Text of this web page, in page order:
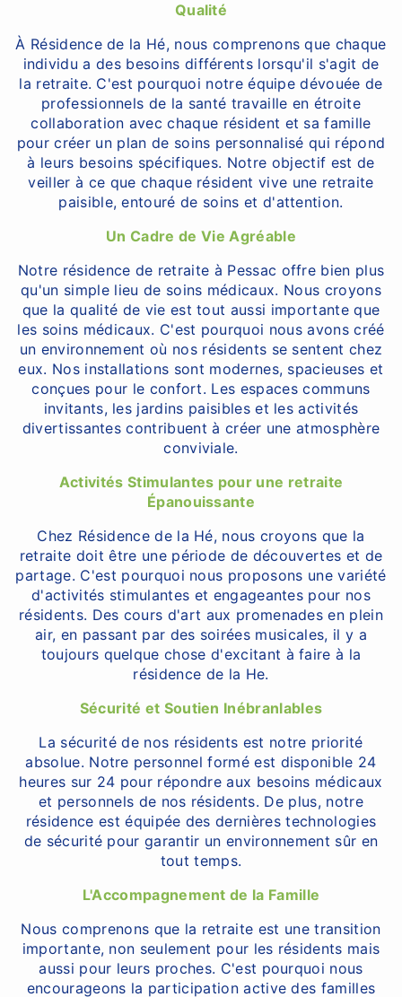
Qualité
À Résidence de la Hé, nous comprenons que chaque
individu a des besoins différents lorsqu'il s'agit de
la retraite. C'est pourquoi notre équipe dévouée de
professionnels de la santé travaille en étroite
collaboration avec chaque résident et sa famille
pour créer un plan de soins personnalisé qui répond
à leurs besoins spécifiques. Notre objectif est de
veiller à ce que chaque résident vive une retraite
paisible, entouré de soins et d'attention.
Un Cadre de Vie Agréable
Notre résidence de retraite à Pessac offre bien plus
qu'un simple lieu de soins médicaux. Nous croyons
que la qualité de vie est tout aussi importante que
les soins médicaux. C'est pourquoi nous avons créé
un environnement où nos résidents se sentent chez
eux. Nos installations sont modernes, spacieuses et
conçues pour le confort. Les espaces communs
invitants, les jardins paisibles et les activités
divertissantes contribuent à créer une atmosphère
conviviale.
Activités Stimulantes pour une retraite
Épanouissante
Chez Résidence de la Hé, nous croyons que la
retraite doit être une période de découvertes et de
partage. C'est pourquoi nous proposons une variété
d'activités stimulantes et engageantes pour nos
résidents. Des cours d'art aux promenades en plein
air, en passant par des soirées musicales, il y a
toujours quelque chose d'excitant à faire à la
résidence de la He.
Sécurité et Soutien Inébranlables
La sécurité de nos résidents est notre priorité
absolue. Notre personnel formé est disponible 24
heures sur 24 pour répondre aux besoins médicaux
et personnels de nos résidents. De plus, notre
résidence est équipée des dernières technologies
de sécurité pour garantir un environnement sûr en
tout temps.
L'Accompagnement de la Famille
Nous comprenons que la retraite est une transition
importante, non seulement pour les résidents mais
aussi pour leurs proches. C'est pourquoi nous
encourageons la participation active des familles